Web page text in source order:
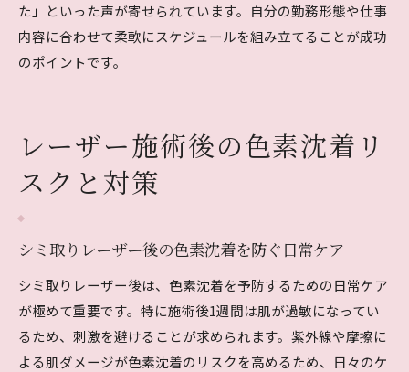
た」といった声が寄せられています。自分の勤務形態や仕事
内容に合わせて柔軟にスケジュールを組み立てることが成功
のポイントです。
レーザー施術後の色素沈着リ
スクと対策
シミ取りレーザー後の色素沈着を防ぐ日常ケア
シミ取りレーザー後は、色素沈着を予防するための日常ケア
が極めて重要です。特に施術後1週間は肌が過敏になってい
るため、刺激を避けることが求められます。紫外線や摩擦に
よる肌ダメージが色素沈着のリスクを高めるため、日々のケ